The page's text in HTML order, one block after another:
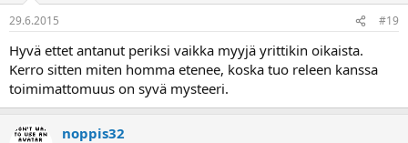
29.6.2015 #19
Hyvä ettet antanut periksi vaikka myyjä yrittikin oikaista.
Kerro sitten miten homma etenee, koska tuo releen kanssa
toimimattomuus on syvä mysteeri.
noppis32